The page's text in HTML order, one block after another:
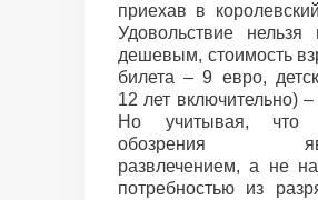
приехав в
Удовольствие нельзя
дешевым, стоимость
билета – 9 евро,
12 лет включительно)
Но учитывая, что
обозрения
развлечением, а не
потребностью из